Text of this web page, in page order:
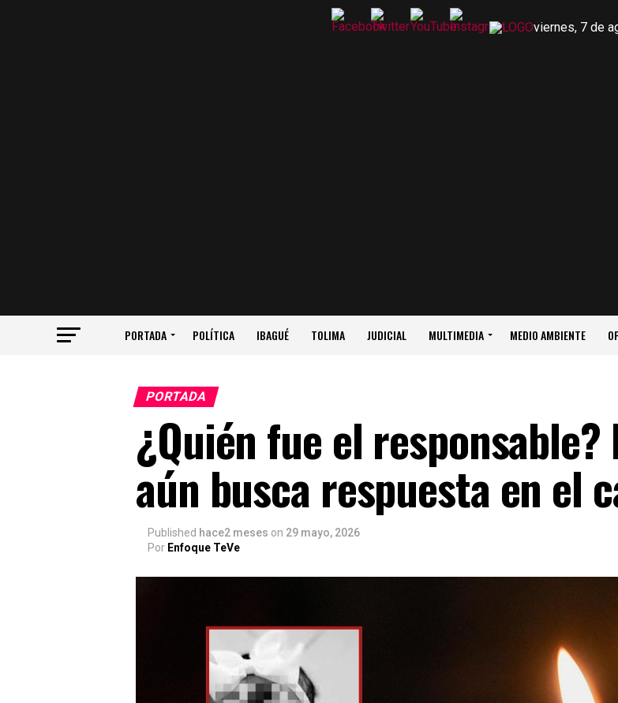
viernes, 7 de
PORTADA POLÍTICA IBAGUÉ TOLIMA JUDICIAL MULTIMEDIA MEDIO AMBIENTE
PORTADA
¿Quién fue el
aún busca respuesta en el
Published hace2 meses on 29 mayo, 2026
Por Enfoque TeVe